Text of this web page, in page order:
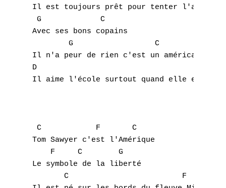
Il est toujours prêt pour tenter
G             C
Avec ses bons copains
        G                  C
Il n'a peur de rien c'est un américain
D                                     G
Il aime l'école surtout quand elle est
C            F       C
Tom Sawyer c'est l'Amérique
    F     C        G
Le symbole de la liberté
       C                         F      C
A